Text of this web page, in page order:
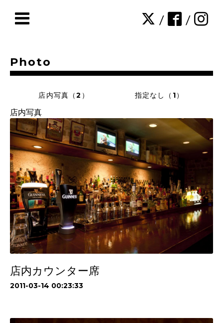
/ /
Photo
店内写真（2） 指定なし（1）
店内写真
店内カウンター席
2011-03-14 00:23:33